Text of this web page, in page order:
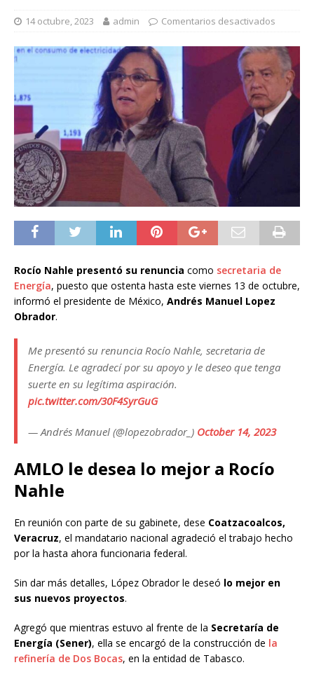
14 octubre, 2023 admin Comentarios desactivados
Rocío Nahle presentó su renuncia como secretaria de
Energía, puesto que ostenta hasta este viernes 13 de octubre,
informó el presidente de México, Andrés Manuel Lopez
Obrador.
Me presentó su renuncia Rocío Nahle, secretaria de
Energía. Le agradecí por su apoyo y le deseo que tenga
suerte en su legítima aspiración.
pic.twitter.com/30F4SyrGuG
— Andrés Manuel (@lopezobrador_) October 14, 2023
AMLO le desea lo mejor a Rocío
Nahle
En reunión con parte de su gabinete, dese Coatzacoalcos,
Veracruz, el mandatario nacional agradeció el trabajo hecho
por la hasta ahora funcionaria federal.
Sin dar más detalles, López Obrador le deseó lo mejor en
sus nuevos proyectos.
Agregó que mientras estuvo al frente de la Secretaría de
Energía (Sener), ella se encargó de la construcción de la
refinería de Dos Bocas, en la entidad de Tabasco.